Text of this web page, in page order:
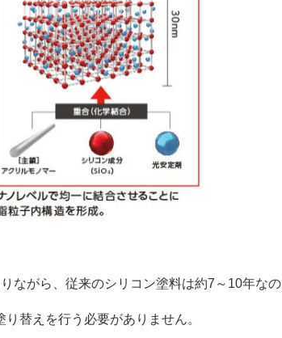
ながら、従来のシリコン塗料は約7～10年な
替えを行う必要がありません。